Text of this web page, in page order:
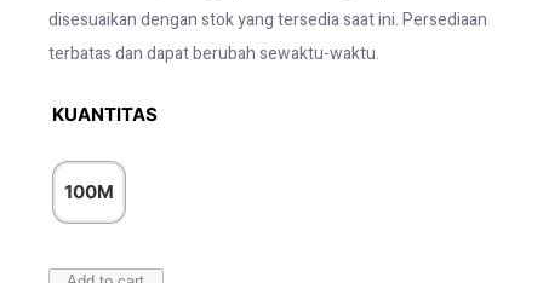
disesuaikan dengan stok yang tersedia saat ini. Persediaan
terbatas dan dapat berubah sewaktu-waktu.
KUANTITAS
100M